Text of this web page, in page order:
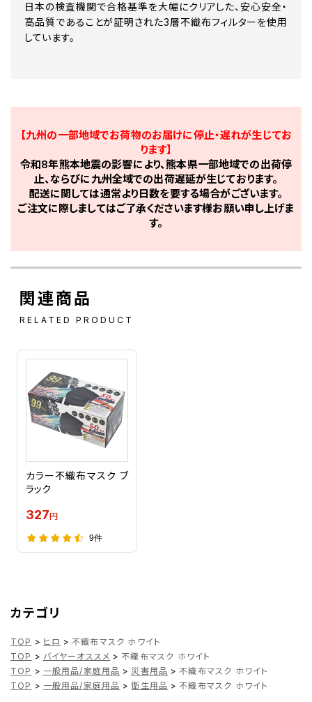
日本の検査機関で合格基準を大幅にクリアした、安心安全・
高品質であることが証明された3層不織布フィルターを使用
しています。
【九州の一部地域でお荷物のお届けに停止・遅れが生じてお
ります】
令和8年熊本地震の影響により、熊本県一部地域での出荷停
止、ならびに九州全域での出荷遅延が生じております。
配送に関しては通常より日数を要する場合がございます。
ご注文に際しましてはご了承くださいます様お願い申し上げま
す。
関連商品
RELATED PRODUCT
カラー不織布マスク ブ
ラック
327円
9件
カテゴリ
TOP > ヒロ > 不織布マスク ホワイト
TOP > バイヤーオススメ > 不織布マスク ホワイト
TOP > 一般用品/家庭用品 > 災害用品 > 不織布マスク ホワイト
TOP > 一般用品/家庭用品 > 衛生用品 > 不織布マスク ホワイト